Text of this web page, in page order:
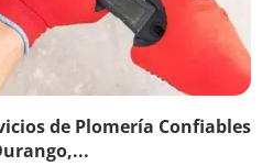
de Plomería Confiables